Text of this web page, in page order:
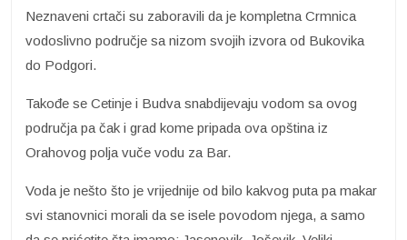
Neznaveni crtači su zaboravili da je kompletna Crmnica
vodoslivno područje sa nizom svojih izvora od Bukovika
do Podgori.
Takođe se Cetinje i Budva snabdijevaju vodom sa ovog
područja pa čak i grad kome pripada ova opština iz
Orahovog polja vuče vodu za Bar.
Voda je nešto što je vrijednije od bilo kakvog puta pa makar
svi stanovnici morali da se isele povodom njega, a samo